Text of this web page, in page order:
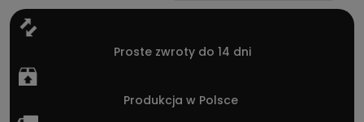
Produkcja w Polsce
Proste zwroty do 14 dni